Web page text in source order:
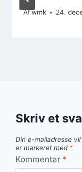
Afwmk 24.
Skriv et
Din e-mailadresse
er markeret med *
Kommentar *